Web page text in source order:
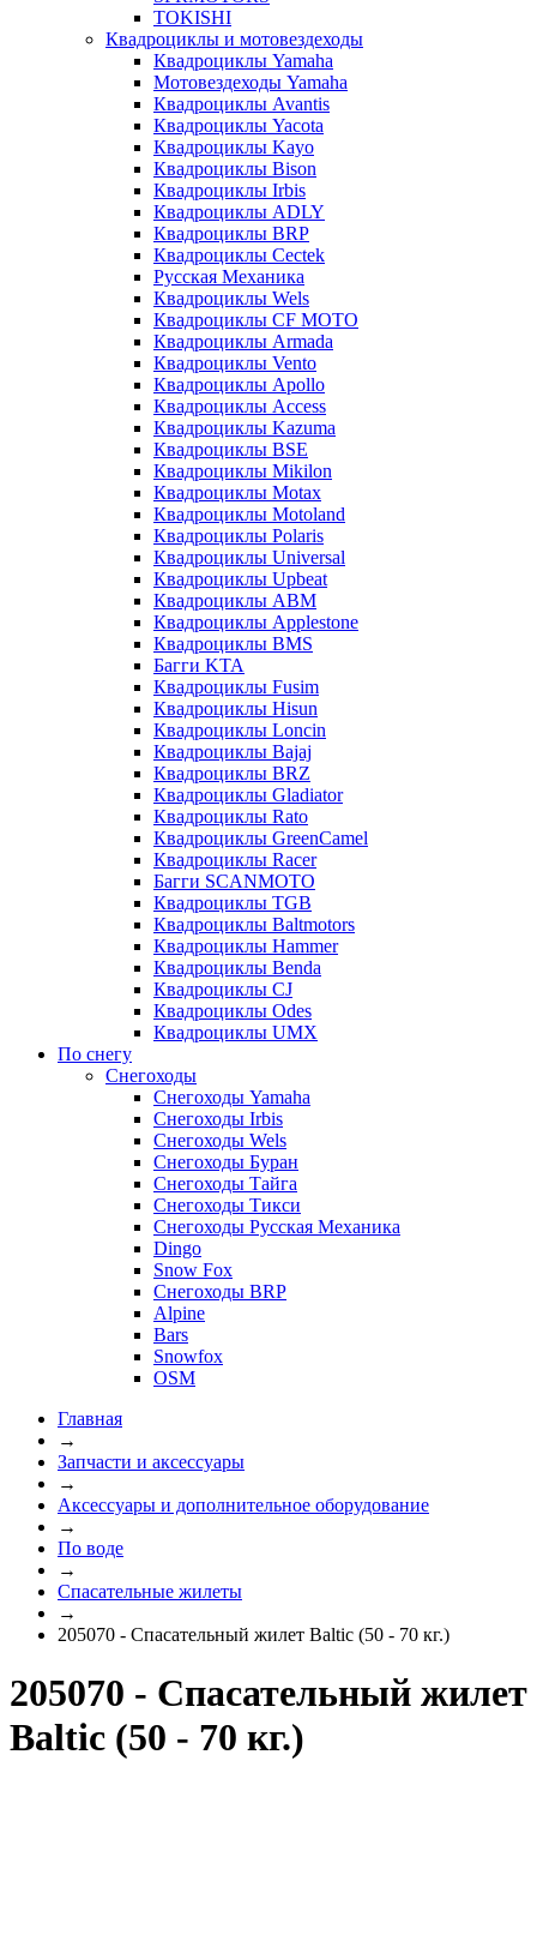
TOKISHI
Квадроциклы и мотовездеходы
Квадроциклы Yamaha
Мотовездеходы Yamaha
Квадроциклы Avantis
Квадроциклы Yacota
Квадроциклы Kayo
Квадроциклы Bison
Квадроциклы Irbis
Квадроциклы ADLY
Квадроциклы BRP
Квадроциклы Cectek
Русская Механика
Квадроциклы Wels
Квадроциклы CF MOTO
Квадроциклы Armada
Квадроциклы Vento
Квадроциклы Apollo
Квадроциклы Access
Квадроциклы Kazuma
Квадроциклы BSE
Квадроциклы Mikilon
Квадроциклы Motax
Квадроциклы Motoland
Квадроциклы Polaris
Квадроциклы Universal
Квадроциклы Upbeat
Квадроциклы ABM
Квадроциклы Applestone
Квадроциклы BMS
Багги KTA
Квадроциклы Fusim
Квадроциклы Hisun
Квадроциклы Loncin
Квадроциклы Bajaj
Квадроциклы BRZ
Квадроциклы Gladiator
Квадроциклы Rato
Квадроциклы GreenCamel
Квадроциклы Racer
Багги SCANMOTO
Квадроциклы TGB
Квадроциклы Baltmotors
Квадроциклы Hammer
Квадроциклы Benda
Квадроциклы CJ
Квадроциклы Odes
Квадроциклы UMX
По снегу
Снегоходы
Снегоходы Yamaha
Снегоходы Irbis
Снегоходы Wels
Снегоходы Буран
Снегоходы Тайга
Снегоходы Тикси
Снегоходы Русская Механика
Dingo
Snow Fox
Снегоходы BRP
Alpine
Bars
Snowfox
OSM
Главная
→
Запчасти и аксессуары
→
Аксессуары и дополнительное оборудование
→
По воде
→
Спасательные жилеты
→
205070 - Спасательный жилет Baltic (50 - 70 кг.)
205070 - Спасательный жилет
Baltic (50 - 70 кг.)